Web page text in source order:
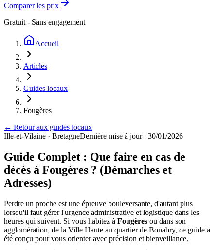
Comparer les prix
Gratuit - Sans engagement
Accueil
Articles
Guides locaux
Fougères
← Retour aux guides locaux
Ille-et-Vilaine · BretagneDernière mise à jour : 30/01/2026
Guide Complet : Que faire en cas de
décès à Fougères ? (Démarches et
Adresses)
Perdre un proche est une épreuve bouleversante, d'autant plus
lorsqu'il faut gérer l'urgence administrative et logistique dans les
heures qui suivent. Si vous habitez à Fougères ou dans son
agglomération, de la Ville Haute au quartier de Bonabry, ce guide a
été conçu pour vous orienter avec précision et bienveillance.